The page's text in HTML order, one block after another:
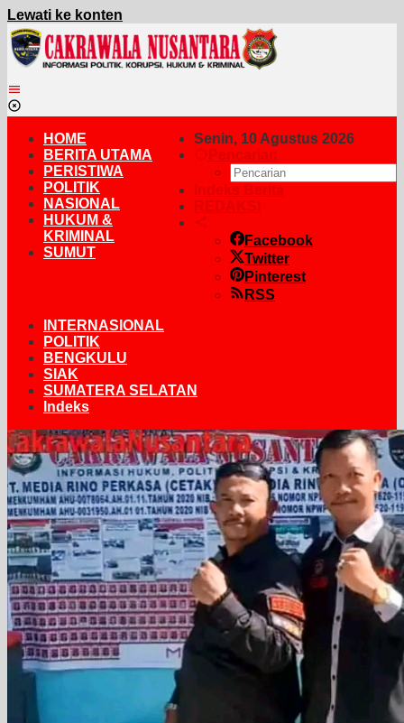
Lewati ke konten
Senin, 10 Agustus 2026
Pencarian
Indeks Berita
REDAKSI
Facebook
Twitter
Pinterest
RSS
HOME
BERITA UTAMA
PERISTIWA
POLITIK
NASIONAL
HUKUM &
KRIMINAL
SUMUT
INTERNASIONAL
POLITIK
BENGKULU
SIAK
SUMATERA SELATAN
Indeks